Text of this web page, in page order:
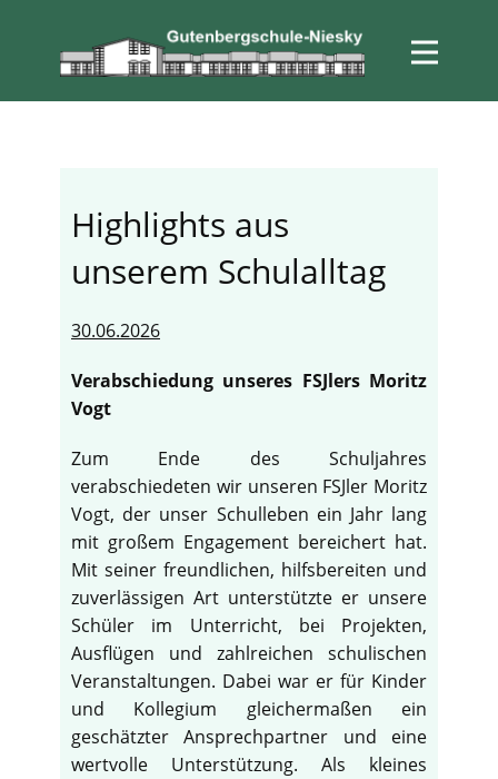
Highlights aus
unserem Schulalltag
30.06.2026
Verabschiedung unseres FSJlers Moritz
Vogt
Zum Ende des Schuljahres
verabschiedeten wir unseren FSJler Moritz
Vogt, der unser Schulleben ein Jahr lang
mit großem Engagement bereichert hat.
Mit seiner freundlichen, hilfsbereiten und
zuverlässigen Art unterstützte er unsere
Schüler im Unterricht, bei Projekten,
Ausflügen und zahlreichen schulischen
Veranstaltungen. Dabei war er für Kinder
und Kollegium gleichermaßen ein
geschätzter Ansprechpartner und eine
wertvolle Unterstützung. Als kleines